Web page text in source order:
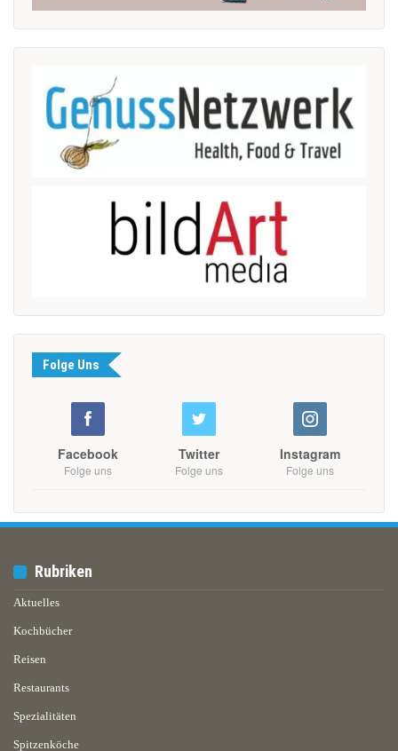
Folge Uns
Facebook
Folge uns
Twitter
Folge uns
Instagram
Folge uns
Rubriken
Aktuelles
Kochbücher
Reisen
Restaurants
Spezialitäten
Spitzenköche